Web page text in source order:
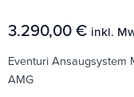
3.290,00 € inkl.
Eventuri Ansaugsystem
AMG